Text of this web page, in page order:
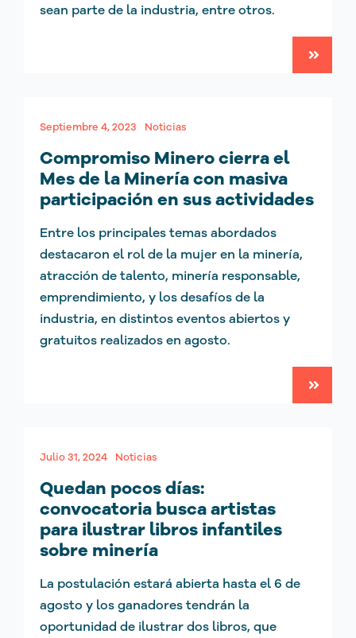
sean parte de la industria, entre otros.
Septiembre 4, 2023 Noticias
Compromiso Minero cierra el
Mes de la Minería con masiva
participación en sus actividades
Entre los principales temas abordados
destacaron el rol de la mujer en la minería,
atracción de talento, minería responsable,
emprendimiento, y los desafíos de la
industria, en distintos eventos abiertos y
gratuitos realizados en agosto.
Julio 31, 2024 Noticias
Quedan pocos días:
convocatoria busca artistas
para ilustrar libros infantiles
sobre minería
La postulación estará abierta hasta el 6 de
agosto y los ganadores tendrán la
oportunidad de ilustrar dos libros, que